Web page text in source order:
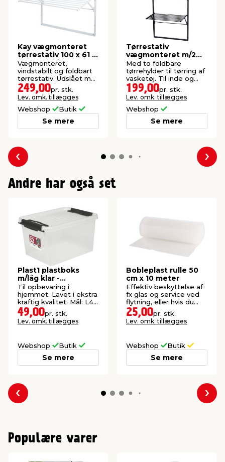
Kay vægmonteret
tørrestativ 100 x 61 x
68 cm - hvid
Vægmonteret,
vindstabilt og foldbart
tørrestativ. Udslået mål
D: 61 x B: 100 x H: 68
cm.
249,00pr. stk.
Lev. omk. tillægges
Webshop Butik
Se mere
Tørrestativ
vægmonteret m/2
tørrehylder sort -
DAY
Med to foldbare
tørrehylder til tørring af
vasketøj. Til inde og
ude.
199,00pr. stk.
Lev. omk. tillægges
Webshop
Se mere
Forrige
Andre har også set
Plast1 plastboks
m/låg klar -
SystemBox 32
Til opbevaring i
hjemmet. Lavet i ekstra
kraftig kvalitet. Mål: L47
x B34 x H27 cm.
49,00pr. stk.
Lev. omk. tillægges
Webshop Butik
Se mere
Bobleplast rulle 50
cm x 10 meter
Effektiv beskyttelse af
fx glas og service ved
flytning, eller hvis du
skal sende noget.
25,00pr. stk.
Lev. omk. tillægges
Webshop Butik
Se mere
Forrige
Populære varer